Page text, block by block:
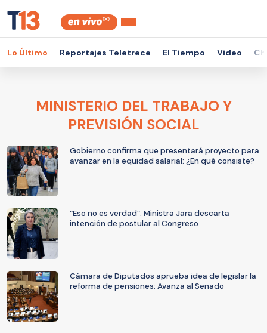
Lo Último Reportajes Teletrece El Tiempo Video
MINISTERIO DEL TRABAJO Y
PREVISIÓN SOCIAL
Gobierno confirma que presentará proyecto para
avanzar en la equidad salarial: ¿En qué consiste?
“Eso no es verdad”: Ministra Jara descarta
intención de postular al Congreso
Cámara de Diputados aprueba idea de legislar la
reforma de pensiones: Avanza al Senado